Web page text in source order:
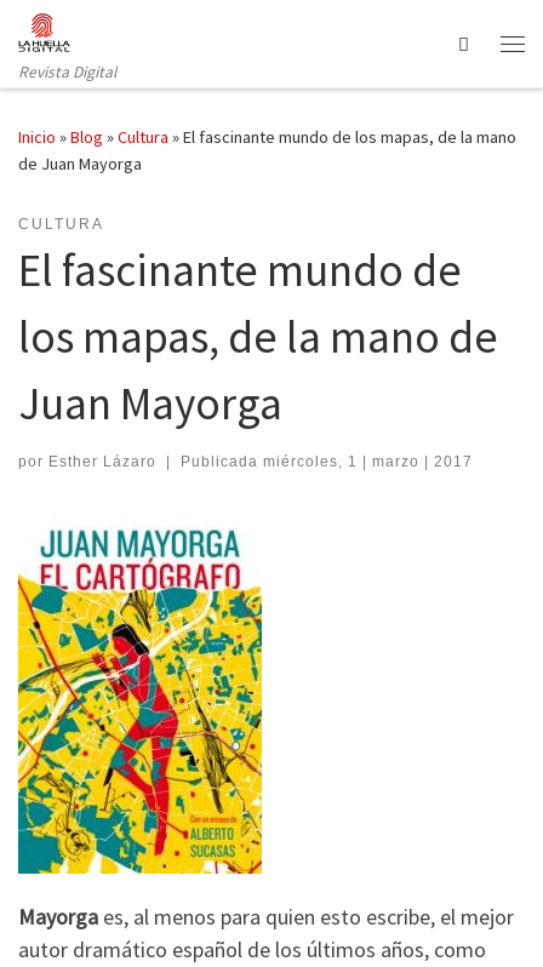
Saltar al contenido
Revista Digital
Search
Inicio »Blog »Cultura »El fascinante mundo de los mapas, de la mano
de Juan Mayorga
CULTURA
El fascinante mundo de
los mapas, de la mano de
Juan Mayorga
por Esther Lázaro | Publicada miércoles, 1 | marzo | 2017
Mayorga es, al menos para quien esto escribe, el mejor
autor dramático español de los últimos años, como